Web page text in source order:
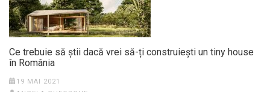
Ce trebuie să știi dacă vrei să-ți construiești un tiny house
în România
19 MAI 2021